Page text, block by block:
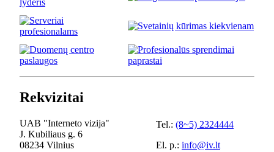
Rekvizitai
UAB "Interneto vizija"
J. Kubiliaus g. 6
08234 Vilnius
Tel.: (8~5) 2324444
El. p.: info@iv.lt